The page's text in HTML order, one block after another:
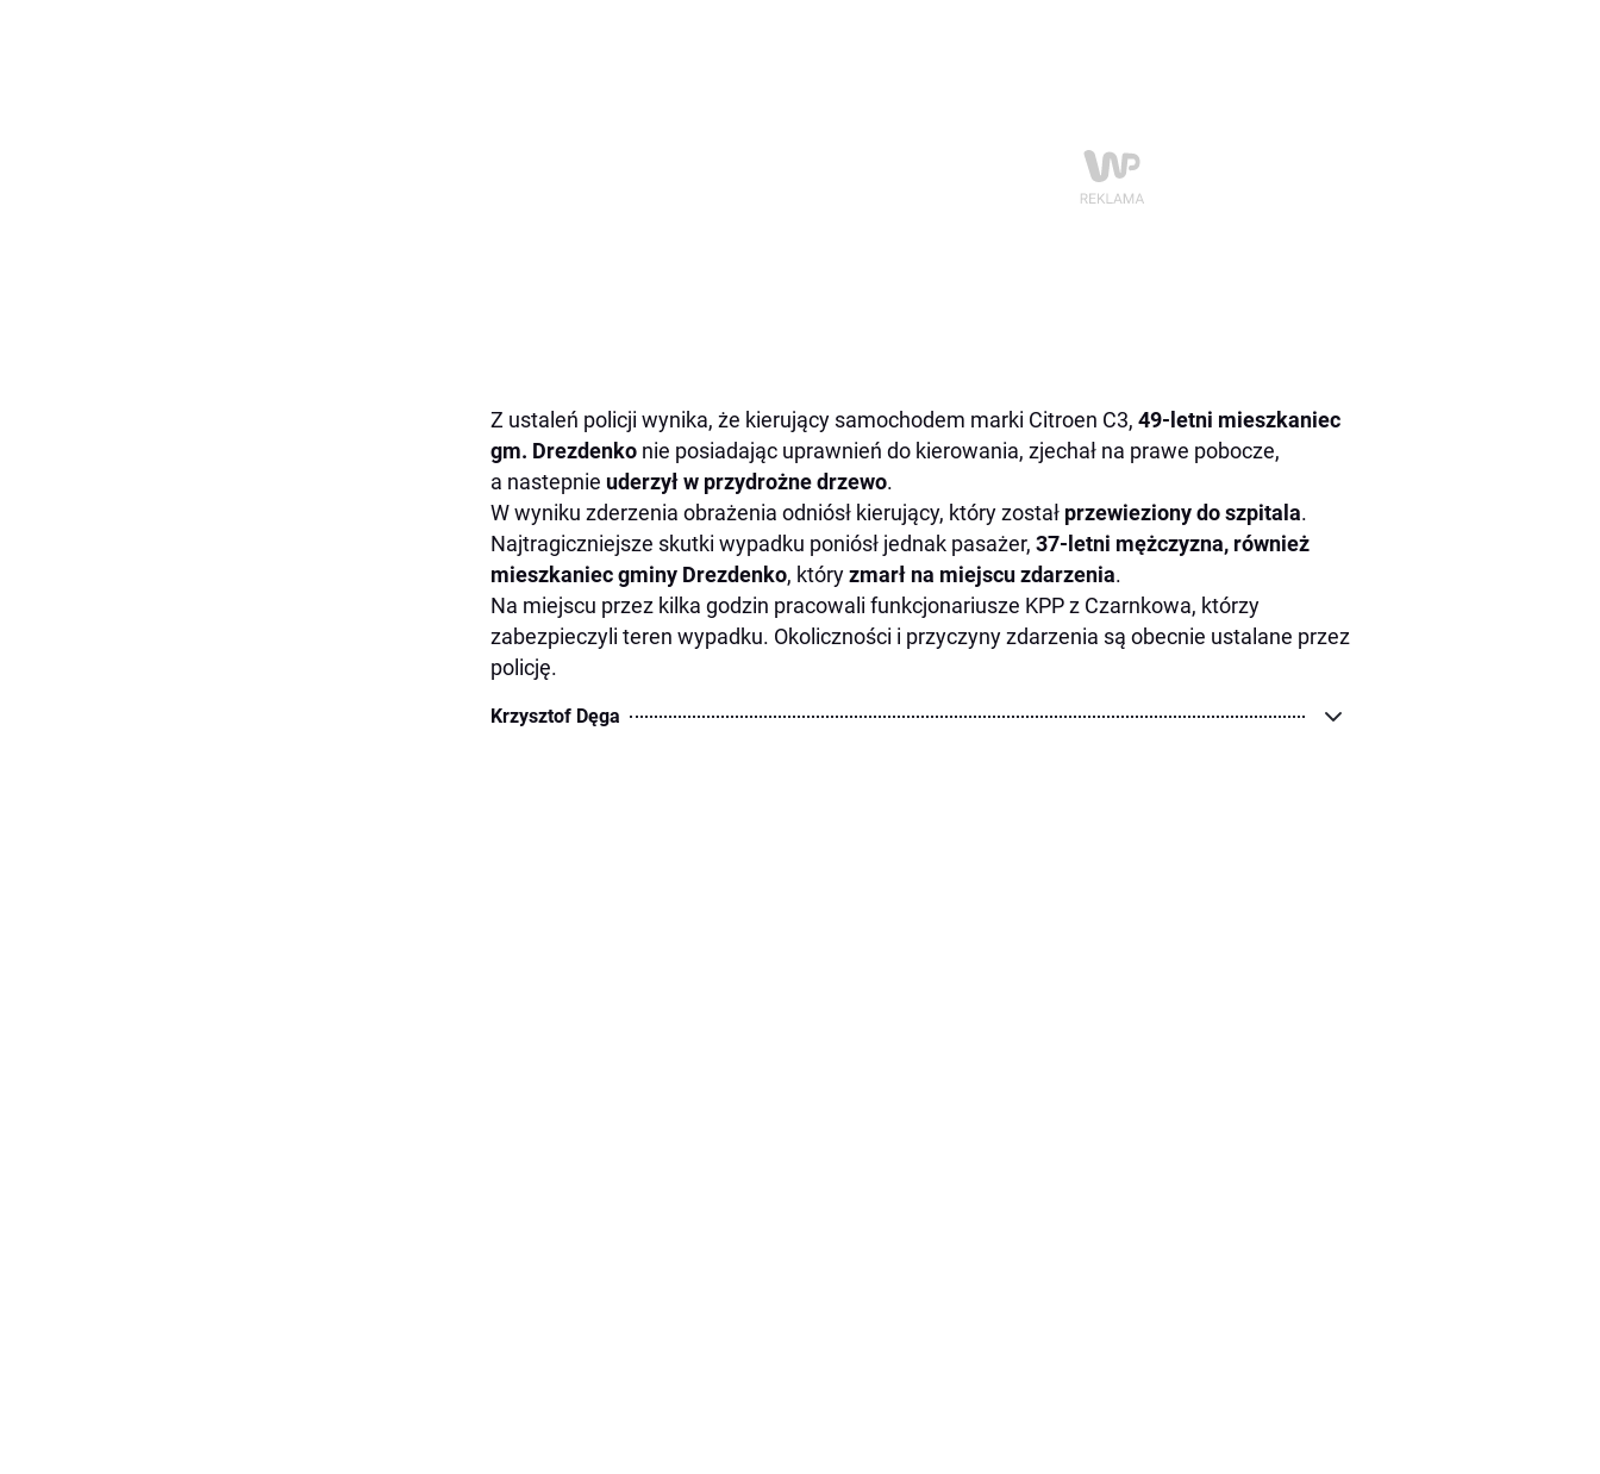
Z ustaleń policji wynika, że kierujący samochodem marki Citroen C3, 49-letni mieszkaniec
gm. Drezdenko nie posiadając uprawnień do kierowania, zjechał na prawe pobocze,
a nastepnie uderzył w przydrożne drzewo.
W wyniku zderzenia obrażenia odniósł kierujący, który został przewieziony do szpitala.
Najtragiczniejsze skutki wypadku poniósł jednak pasażer, 37-letni mężczyzna, również
mieszkaniec gminy Drezdenko, któryzmarł na miejscu zdarzenia.
Na miejscu przez kilka godzin pracowali funkcjonariusze KPP z Czarnkowa, którzy
zabezpieczyli teren wypadku. Okoliczności i przyczyny zdarzenia są obecnie ustalane przez
policję.
Krzysztof Dęga